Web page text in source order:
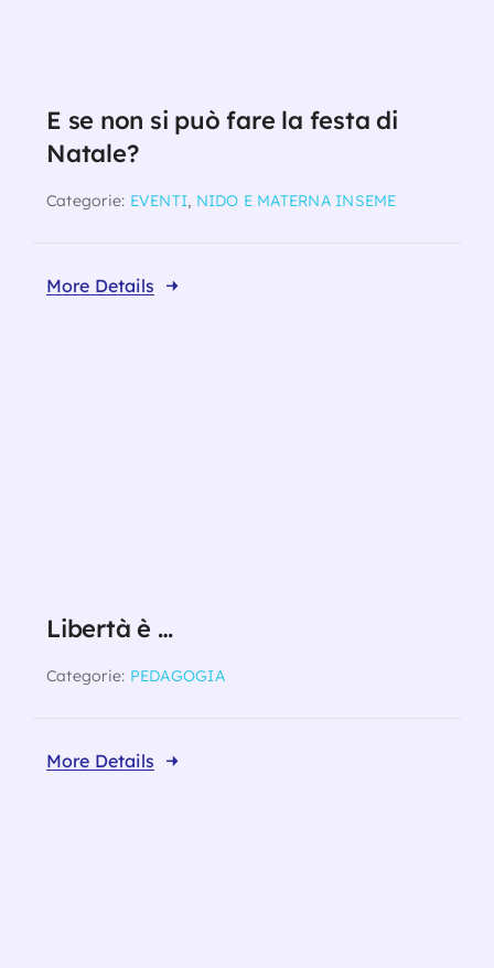
E se non si può fare la festa di
Natale?
Categorie: EVENTI, NIDO E MATERNA INSEME
More Details
Libertà è …
Categorie: PEDAGOGIA
More Details